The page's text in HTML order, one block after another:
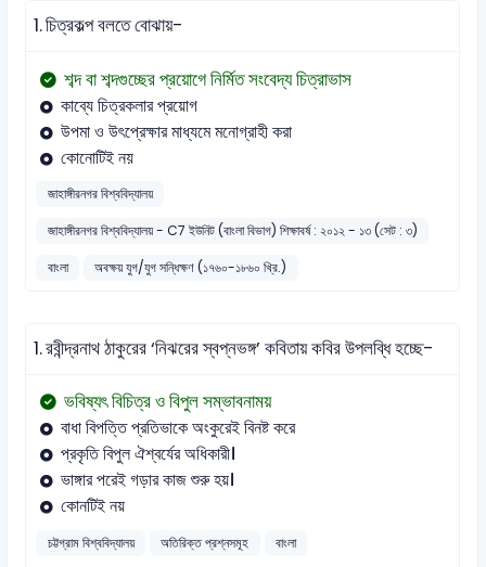
1.চিত্রকল্প বলতে বোঝায়-
শব্দ বা শব্দগুচ্ছের প্রয়োগে নির্মিত সংবেদ্য চিত্রাভাস
কাব্যে চিত্রকলার প্রয়োগ
উপমা ও উৎপ্রেক্ষার মাধ্যমে মনোগ্রাহী করা
কোনোটিই নয়
জাহাঙ্গীরনগর বিশ্ববিদ্যালয়
জাহাঙ্গীরনগর বিশ্ববিদ্যালয় - C7 ইউনিট (বাংলা বিভাগ) শিক্ষাবর্ষ : ২০১২ - ১৩ (সেট : ৩)
বাংলা
অবক্ষয় যুগ/যুগ সন্ধিক্ষণ (১৭৬০-১৮৬০ খ্রি.)
1.রবীন্দ্রনাথ ঠাকুরের ‘নিঝরের স্বপ্নভঙ্গ’ কবিতায় কবির উপলব্ধি হচ্ছে-
ভবিষ্যৎ বিচিত্র ও বিপুল সম্ভাবনাময়
বাধা বিপত্তি প্রতিভাকে অংকুরেই বিনষ্ট করে
প্রকৃতি বিপুল ঐশ্বর্যের অধিকারী।
ভাঙ্গার পরেই গড়ার কাজ শুরু হয়।
কোনটিই নয়
চট্টগ্রাম বিশ্ববিদ্যালয় অতিরিক্ত প্রশ্নসমূহ
বাংলা